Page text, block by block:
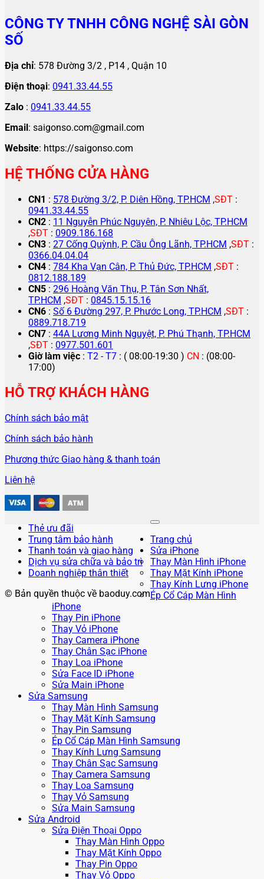
CÔNG TY TNHH CÔNG NGHỆ SÀI GÒN
SỐ
Địa chỉ: 578 Đường 3/2 , P14 , Quận 10
Điện thoại: 0941.33.44.55
Zalo : 0941.33.44.55
Email: saigonso.com@gmail.com
Website: https://saigonso.com
HỆ THỐNG CỬA HÀNG
CN1 : 578 Đường 3/2, P. Diên Hồng, TP.HCM ,SĐT :
0941.33.44.55
CN2 : 11 Nguyễn Phúc Nguyên, P. Nhiêu Lộc, TP.HCM
,SĐT : 0909.186.168
CN3 : 27 Cống Quỳnh, P. Cầu Ông Lãnh, TP.HCM ,SĐT :
0366.04.04.04
CN4 : 784 Kha Vạn Cân, P. Thủ Đức, TP.HCM ,SĐT :
0812.188.189
CN5 : 296 Hoàng Văn Thụ, P. Tân Sơn Nhất,
TP.HCM ,SĐT : 0845.15.15.16
CN6 : Số 6 Đường 297, P. Phước Long, TP.HCM ,SĐT :
0889.718.719
CN7 : 44A Lương Minh Nguyệt, P. Phú Thạnh, TP.HCM
,SĐT : 0977.501.601
Giờ làm việc : T2 - T7 : ( 08:00-19:30 ) CN : (08:00-
17:00)
HỖ TRỢ KHÁCH HÀNG
Chính sách bảo mật
Chính sách bảo hành
Phương thức Giao hàng & thanh toán
Liên hệ
Thẻ ưu đãi
Trung tâm bảo hành
Thanh toán và giao hàng
Dịch vụ sửa chữa và bảo trì
Doanh nghiệp thân thiết
© Bản quyền thuộc về baoduy.com
Trang chủ
Sửa iPhone
Thay Màn Hình iPhone
Thay Mặt Kính iPhone
Thay Kính Lưng iPhone
Ép Cổ Cáp Màn Hình
iPhone
Thay Pin iPhone
Thay Vỏ iPhone
Thay Camera iPhone
Thay Chân Sạc iPhone
Thay Loa iPhone
Sửa Face ID iPhone
Sửa Main iPhone
Sửa Samsung
Thay Màn Hình Samsung
Thay Mặt Kính Samsung
Thay Pin Samsung
Ép Cổ Cáp Màn Hình Samsung
Thay Kính Lưng Samsung
Thay Chân Sạc Samsung
Thay Camera Samsung
Thay Loa Samsung
Thay Vỏ Samsung
Sửa Main Samsung
Sửa Android
Sửa Điện Thoại Oppo
Thay Màn Hình Oppo
Thay Mặt Kính Oppo
Thay Pin Oppo
Thay Vỏ Oppo